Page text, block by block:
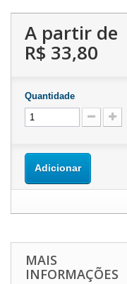
A partir de
R$ 33,80
Quantidade
Adicionar
MAIS
INFORMAÇÕES